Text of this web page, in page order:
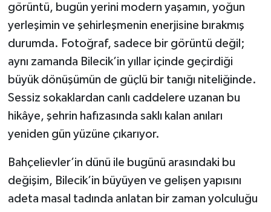
görüntü, bugün yerini modern yaşamın, yoğun
yerleşimin ve şehirleşmenin enerjisine bırakmış
durumda. Fotoğraf, sadece bir görüntü değil;
aynı zamanda Bilecik’in yıllar içinde geçirdiği
büyük dönüşümün de güçlü bir tanığı niteliğinde.
Sessiz sokaklardan canlı caddelere uzanan bu
hikâye, şehrin hafızasında saklı kalan anıları
yeniden gün yüzüne çıkarıyor.
Bahçelievler’in dünü ile bugünü arasındaki bu
değişim, Bilecik’in büyüyen ve gelişen yapısını
adeta masal tadında anlatan bir zaman yolculuğu